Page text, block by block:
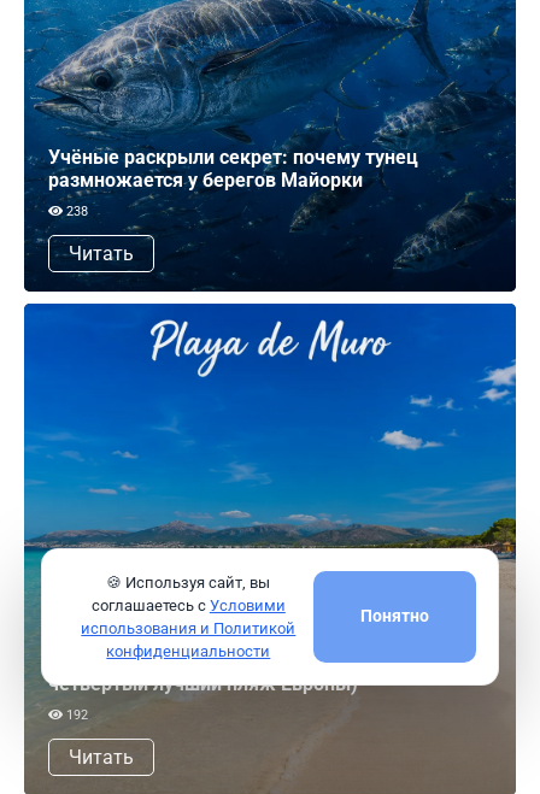
Учёные раскрыли секрет: почему тунец
размножается у берегов Майорки
238
Читать
На Майорке находится лучший пляж Испании (и
четвёртый лучший пляж Европы)
192
Читать
🍪 Используя сайт, вы
соглашаетесь с Условими
использования и Политикой
конфиденциальности
Понятно